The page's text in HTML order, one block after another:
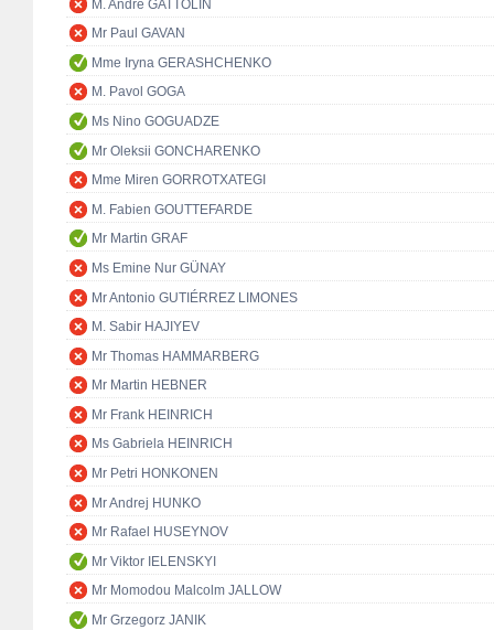
M. André GATTOLIN
Mr Paul GAVAN
Mme Iryna GERASHCHENKO
M. Pavol GOGA
Ms Nino GOGUADZE
Mr Oleksii GONCHARENKO
Mme Miren GORROTXATEGI
M. Fabien GOUTTEFARDE
Mr Martin GRAF
Ms Emine Nur GÜNAY
Mr Antonio GUTIÉRREZ LIMONES
M. Sabir HAJIYEV
Mr Thomas HAMMARBERG
Mr Martin HEBNER
Mr Frank HEINRICH
Ms Gabriela HEINRICH
Mr Petri HONKONEN
Mr Andrej HUNKO
Mr Rafael HUSEYNOV
Mr Viktor IELENSKYI
Mr Momodou Malcolm JALLOW
Mr Grzegorz JANIK